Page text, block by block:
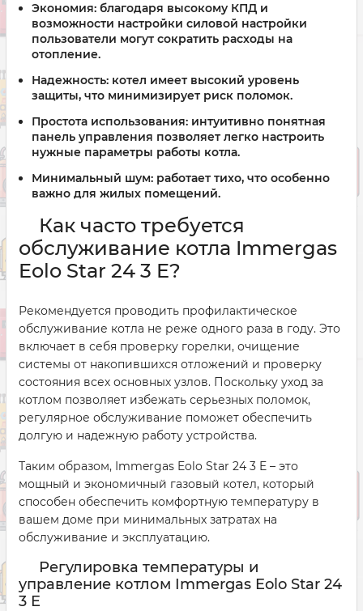
Экономия: благодаря высокому КПД и
возможности настройки силовой настройки
пользователи могут сократить расходы на
отопление.
Надежность: котел имеет высокий уровень
защиты, что минимизирует риск поломок.
Простота использования: интуитивно понятная
панель управления позволяет легко настроить
нужные параметры работы котла.
Минимальный шум: работает тихо, что особенно
важно для жилых помещений.
Как часто требуется
обслуживание котла Immergas
Eolo Star 24 3 E?
Рекомендуется проводить профилактическое
обслуживание котла не реже одного раза в году. Это
включает в себя проверку горелки, очищение
системы от накопившихся отложений и проверку
состояния всех основных узлов. Поскольку уход за
котлом позволяет избежать серьезных поломок,
регулярное обслуживание поможет обеспечить
долгую и надежную работу устройства.
Таким образом, Immergas Eolo Star 24 3 E – это
мощный и экономичный газовый котел, который
способен обеспечить комфортную температуру в
вашем доме при минимальных затратах на
обслуживание и эксплуатацию.
Регулировка температуры и
управление котлом Immergas Eolo Star 24
3 E